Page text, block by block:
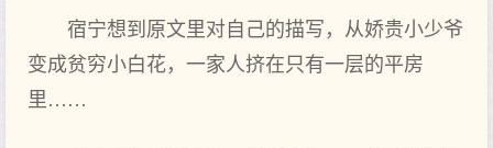
宿宁想到原文里对自己的描写，从娇贵小少爷
变成贫穷小白花，一家人挤在只有一层的平房
里……